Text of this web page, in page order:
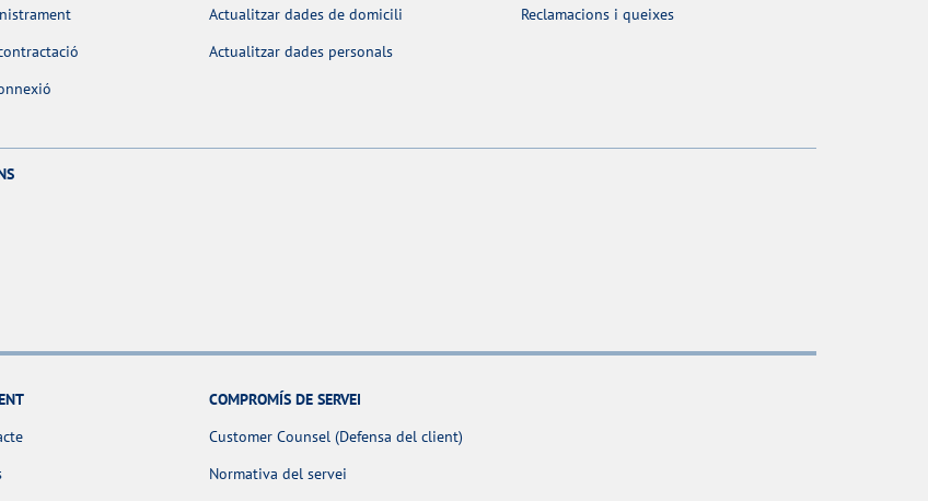
Actualitzar dades de domicili
Actualitzar dades personals
Reclamacions i queixes
COMPROMÍS DE SERVEI
Customer Counsel (Defensa del client)
Normativa del servei